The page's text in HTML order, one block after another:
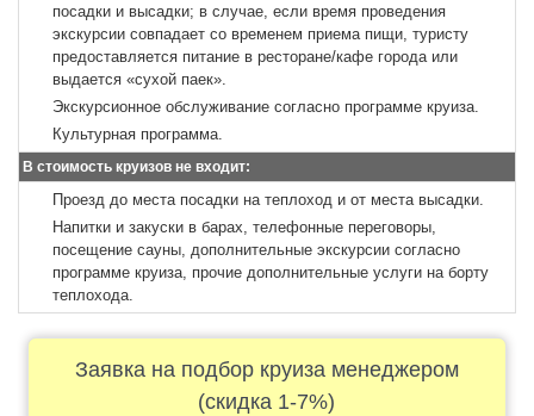
посадки и высадки; в случае, если время проведения
экскурсии совпадает со временем приема пищи, туристу
предоставляется питание в ресторане/кафе города или
выдается «сухой паек».
Экскурсионное обслуживание согласно программе круиза.
Культурная программа.
В стоимость круизов не входит:
Проезд до места посадки на теплоход и от места высадки.
Напитки и закуски в барах, телефонные переговоры,
посещение сауны, дополнительные экскурсии согласно
программе круиза, прочие дополнительные услуги на борту
теплохода.
Заявка на подбор круиза менеджером
(скидка 1-7%)